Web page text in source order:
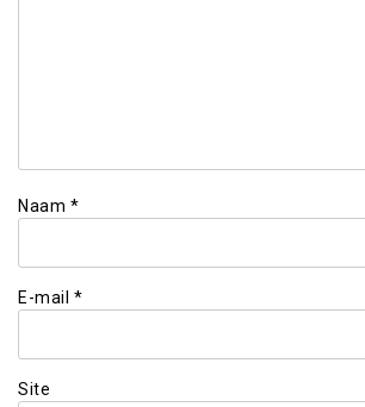
Naam *
E-mail *
Site